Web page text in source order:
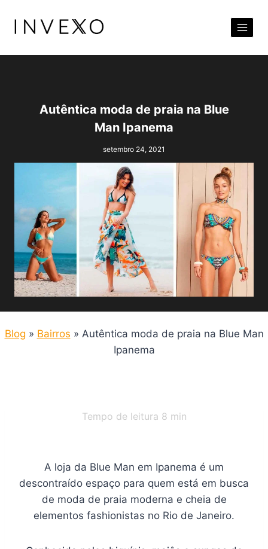
para
Conteúdo
Autêntica moda de praia na Blue
Man Ipanema
setembro 24, 2021
Blog » Bairros » Autêntica moda de praia na Blue Man
Ipanema
Tempo de leitura 8 min
A loja da Blue Man em Ipanema é um
descontraído espaço para quem está em busca
de moda de praia moderna e cheia de
elementos fashionistas no Rio de Janeiro.